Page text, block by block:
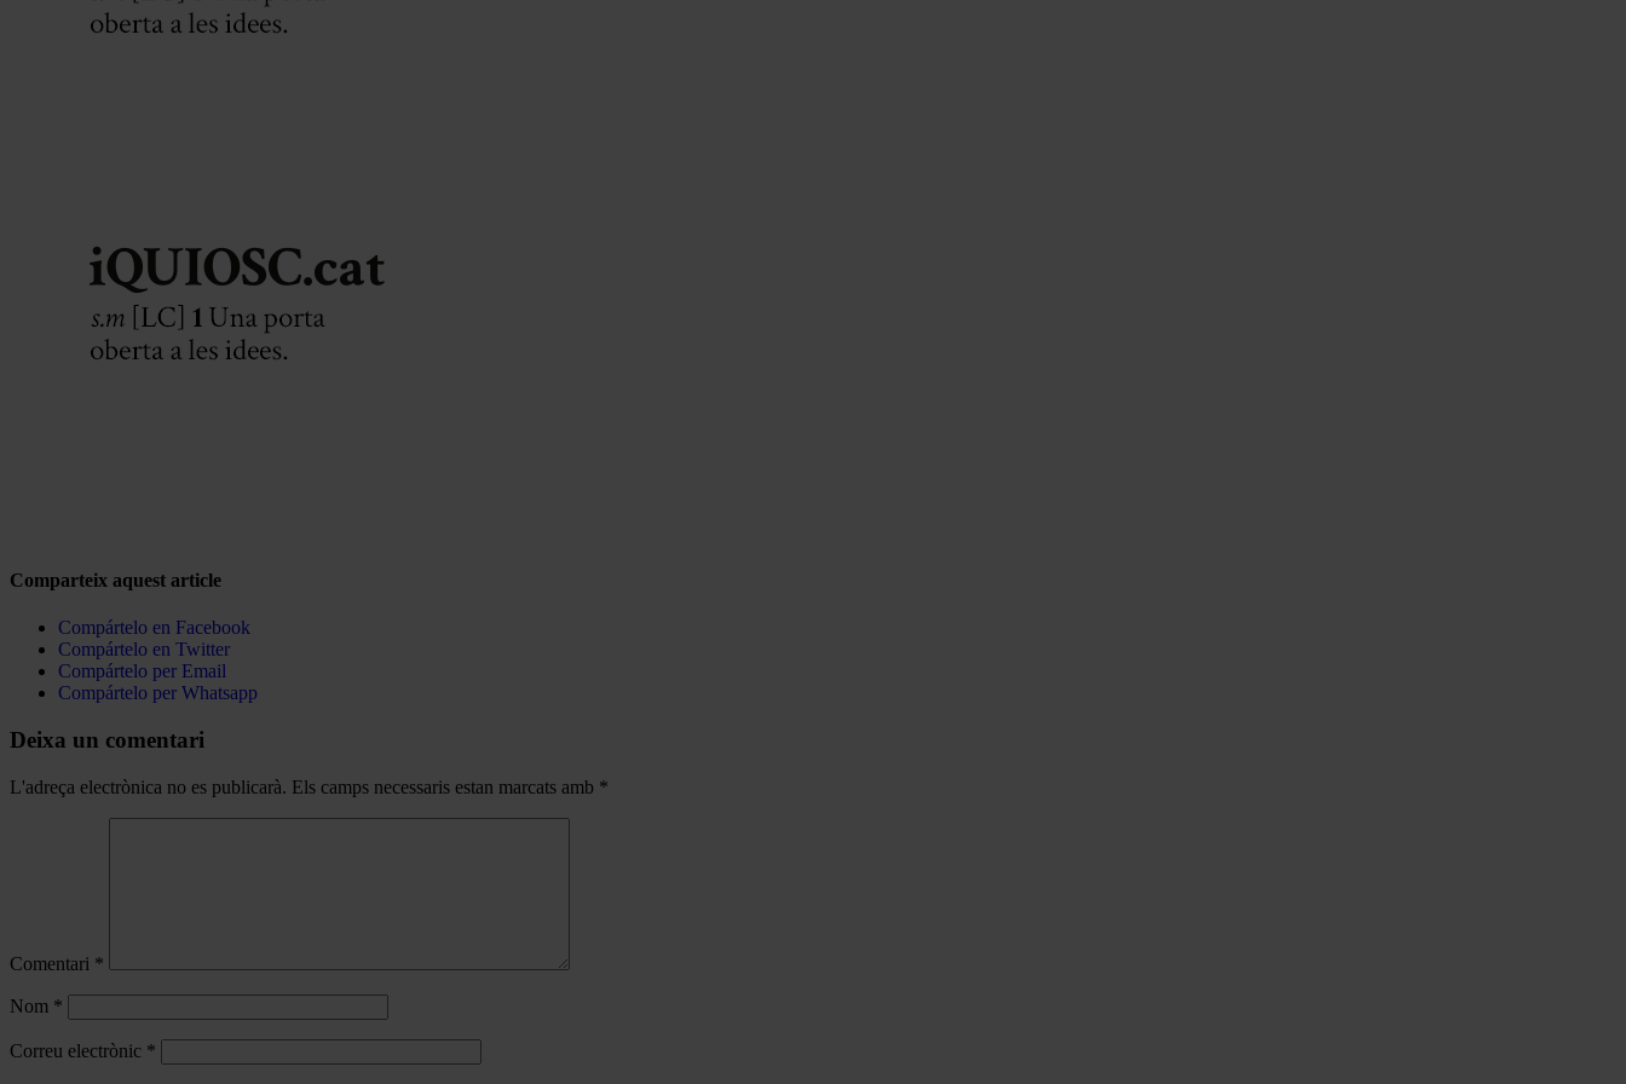
Comparteix aquest article
Compártelo en Facebook
Compártelo en Twitter
Compártelo per Email
Compártelo per Whatsapp
Deixa un comentari
L'adreça electrònica no es publicarà. Els camps necessaris estan marcats amb *
Comentari *
Nom *
Correu electrònic *